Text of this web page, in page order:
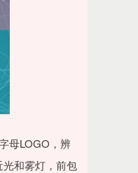
母LOGO，辨
和雾灯，前包